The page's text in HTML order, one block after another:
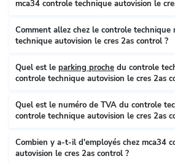
Comment allez chez le controle technique
technique autovision le cres 2as control ?
Quel est le parking proche du controle
controle technique
Quel est le numéro de TVA du controle
controle technique
Combien y a-t-il d'employés chez mca34
autovision le cres 2as control ?